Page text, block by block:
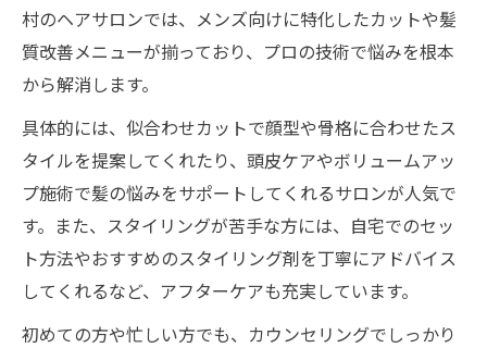
村のヘアサロンでは、メンズ向けに特化したカットや髪
質改善メニューが揃っており、プロの技術で悩みを根本
から解消します。
具体的には、似合わせカットで顔型や骨格に合わせたス
タイルを提案してくれたり、頭皮ケアやボリュームアッ
プ施術で髪の悩みをサポートしてくれるサロンが人気で
す。また、スタイリングが苦手な方には、自宅でのセッ
ト方法やおすすめのスタイリング剤を丁寧にアドバイス
してくれるなど、アフターケアも充実しています。
初めての方や忙しい方でも、カウンセリングでしっかり